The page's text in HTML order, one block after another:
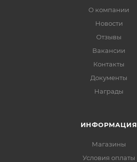
О компании
Новости
Отзывы
Вакансии
Контакты
Документы
Награды
ИНФОРМАЦИЯ
Магазины
Условия оплаты